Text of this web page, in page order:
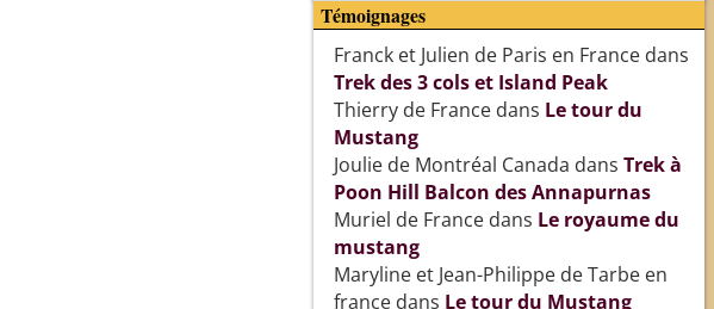
Témoignages
Franck et Julien de Paris en Francedans
Trek des 3 cols et Island Peak
Thierry de Francedans Le tour du
Mustang
Joulie de Montréal Canada dans Trek à
Poon Hill Balcon des Annapurnas
Muriel de Francedans Le royaume du
mustang
Maryline et Jean-Philippe de Tarbe en
francedans Le tour du Mustang